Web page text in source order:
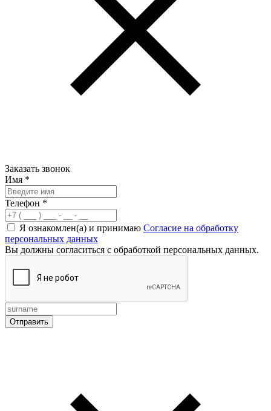
Заказать звонок
Имя *
Телефон *
Я ознакомлен(а) и принимаю Согласие на обработку
персональных данных
Вы должны согласиться с обработкой персональных данных.